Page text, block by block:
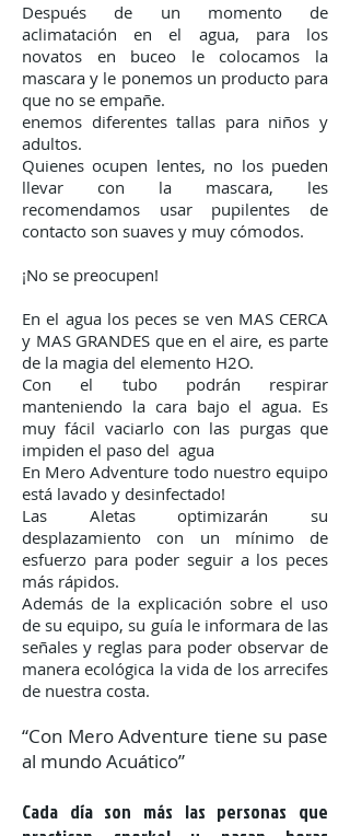
Después de un momento de
aclimatación en el agua, para los
novatos en buceo le colocamos la
mascara y le ponemos un producto para
que no se empañe.
enemos diferentes tallas para niños y
adultos.
Quienes ocupen lentes, no los pueden
llevar con la mascara, les
recomendamos usar pupilentes de
contacto son suaves y muy cómodos.
¡No se preocupen!
En el agua los peces se ven MAS CERCA
y MAS GRANDES que en el aire, es parte
de la magia del elemento H2O.
Con el tubo podrán respirar
manteniendo la cara bajo el agua. Es
muy fácil vaciarlo con las purgas que
impiden el paso del agua
En Mero Adventure todo nuestro equipo
está lavado y desinfectado!
Las Aletas optimizarán su
desplazamiento con un mínimo de
esfuerzo para poder seguir a los peces
más rápidos.
Además de la explicación sobre el uso
de su equipo, su guía le informara de las
señales y reglas para poder observar de
manera ecológica la vida de los arrecifes
de nuestra costa.
“Con Mero Adventure tiene su pase
al mundo Acuático”
Cada día son más las personas que